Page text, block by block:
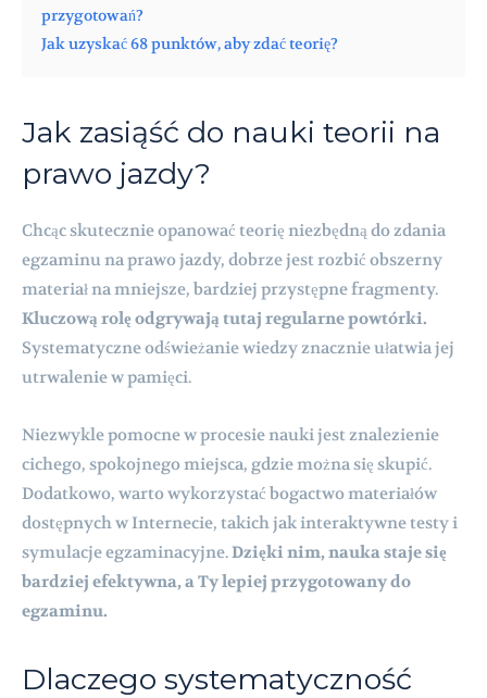
przygotowań?
Jak uzyskać 68 punktów, aby zdać teorię?
Jak zasiąść do nauki teorii na
prawo jazdy?
Chcąc skutecznie opanować teorię niezbędną do zdania
egzaminu na prawo jazdy, dobrze jest rozbić obszerny
materiał na mniejsze, bardziej przystępne fragmenty.
Kluczową rolę odgrywają tutaj regularne powtórki.
Systematyczne odświeżanie wiedzy znacznie ułatwia jej
utrwalenie w pamięci.
Niezwykle pomocne w procesie nauki jest znalezienie
cichego, spokojnego miejsca, gdzie można się skupić.
Dodatkowo, warto wykorzystać bogactwo materiałów
dostępnych w Internecie, takich jak interaktywne testy i
symulacje egzaminacyjne.Dzięki nim, nauka staje się
bardziej efektywna, a Ty lepiej przygotowany do
egzaminu.
Dlaczego systematyczność